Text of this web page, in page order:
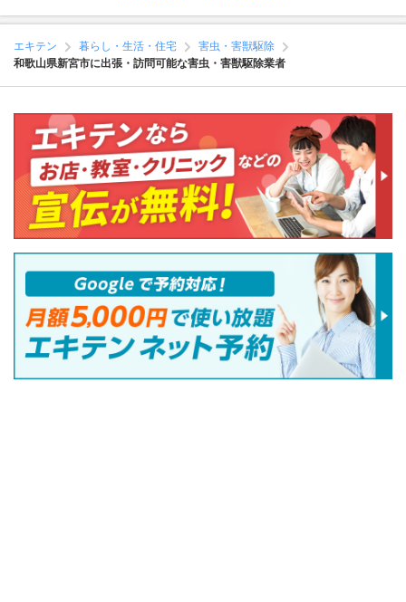
エキテン 暮らし・生活・住宅
害虫・害獣駆除
和歌山県新宮市に出張・訪問可能な害虫・害獣駆除業者